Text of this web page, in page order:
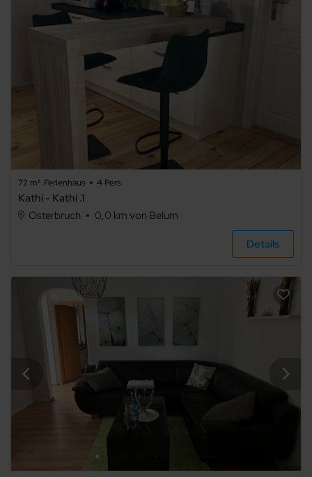
72 m² Ferienhaus 4 Pers.
Kathi - Kathi .1
Osterbruch
0,0 km von Belum
Details